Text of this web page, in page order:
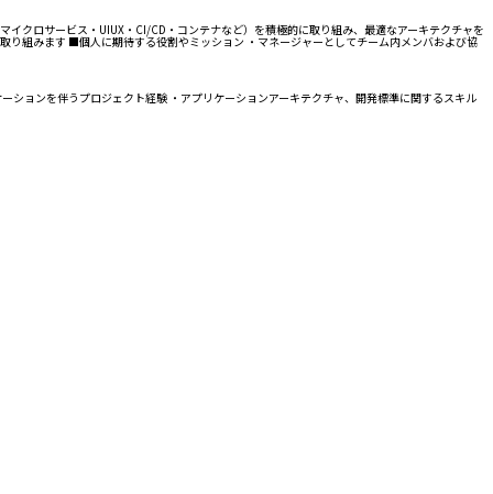
クロサービス・UIUX・CI/CD・コンテナなど）を積極的に取り組み、最適なアーキテクチャを
り組みます ■個人に期待する役割やミッション ・マネージャーとしてチーム内メンバおよび協
ョンを伴うプロジェクト経験 ・アプリケーションアーキテクチャ、開発標準に関するスキル